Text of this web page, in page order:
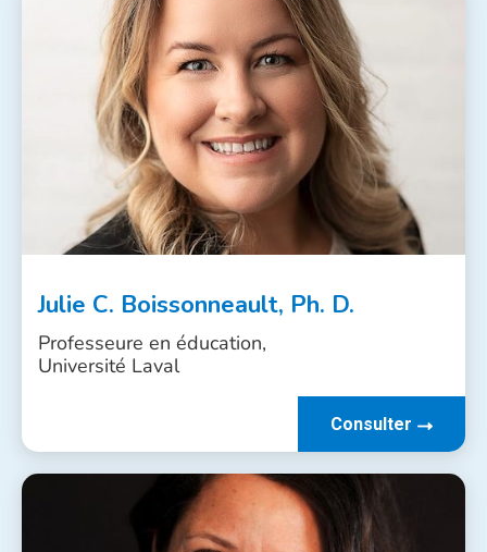
Julie C. Boissonneault, Ph. D.
Professeure en éducation,
Université Laval
Consulter